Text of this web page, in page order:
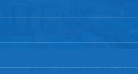
高温冶金性能检测系统
好消息：我公司研发的焦炭反应性